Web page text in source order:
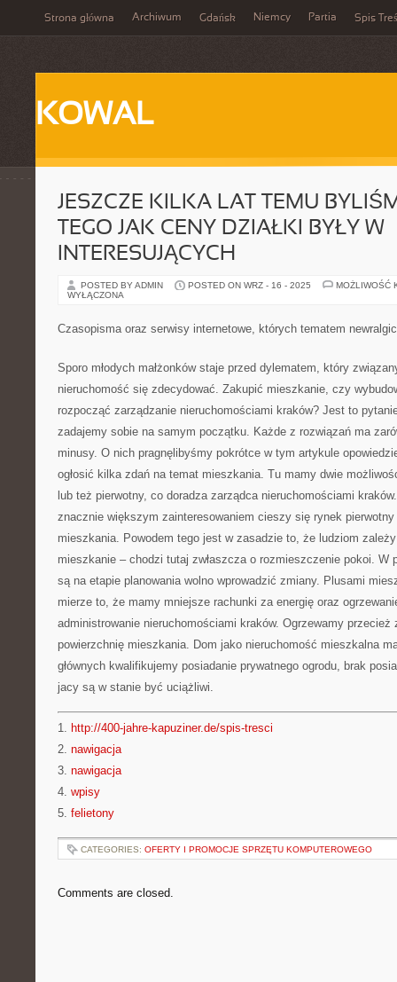
Strona główna Archiwum Gdańsk Niemcy Partia Spis
KOWAL
JESZCZE KILKA LAT TEMU
TEGO JAK CENY DZIAŁKI BYŁY W
INTERESUJĄCYCH
POSTED BY ADMIN POSTED ON WRZ - 16 - 2025
MOŻLIWOŚĆ
WYŁĄCZONA
Czasopisma oraz serwisy internetowe, których tematem
Sporo młodych małżonków staje przed dylematem, który
nieruchomość się zdecydować. Zakupić mieszkanie, czy
rozpocząć zarządzanie nieruchomościami kraków? Jest to
zadajemy sobie na samym początku. Każde z rozwiązań ma
minusy. O nich pragnęlibyśmy pokrótce w tym artykule
ogłosić kilka zdań na temat mieszkania. Tu mamy dwie
lub też pierwotny, co doradza zarządca nieruchomościami
znacznie większym zainteresowaniem cieszy się rynek
mieszkania. Powodem tego jest w zasadzie to, że ludziom
mieszkanie – chodzi tutaj zwłaszcza o rozmieszczenie pokoi. W
są na etapie planowania wolno wprowadzić zmiany. Plusami
mierze to, że mamy mniejsze rachunki za energię oraz
administrowanie nieruchomościami kraków. Ogrzewamy przecież
powierzchnię mieszkania. Dom jako nieruchomość mieszkalna
głównych kwalifikujemy posiadanie prywatnego ogrodu, brak
jacy są w stanie być uciążliwi.
1. http://400-jahre-kapuziner.de/spis-tresci
2. nawigacja
3. nawigacja
4. wpisy
5. felietony
CATEGORIES: OFERTY I PROMOCJE SPRZĘTU KOMPUTEROWEGO
Comments are closed.